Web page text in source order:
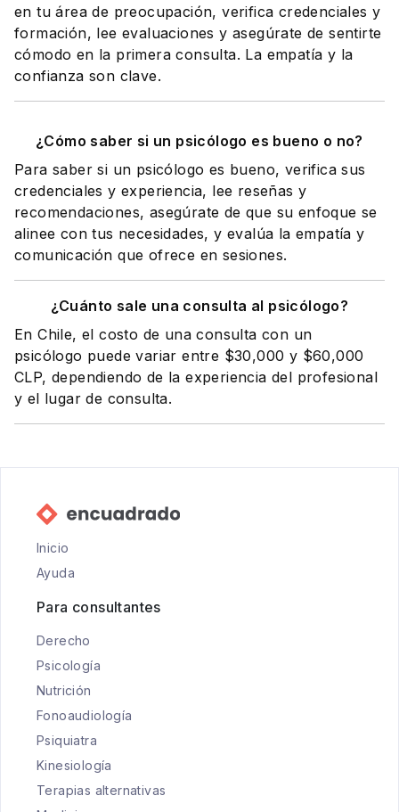
en tu área de preocupación, verifica credenciales y
formación, lee evaluaciones y asegúrate de sentirte
cómodo en la primera consulta. La empatía y la
confianza son clave.
¿Cómo saber si un psicólogo es bueno o no?
Para saber si un psicólogo es bueno, verifica sus
credenciales y experiencia, lee reseñas y
recomendaciones, asegúrate de que su enfoque se
alinee con tus necesidades, y evalúa la empatía y
comunicación que ofrece en sesiones.
¿Cuánto sale una consulta al psicólogo?
En Chile, el costo de una consulta con un
psicólogo puede variar entre $30,000 y $60,000
CLP, dependiendo de la experiencia del profesional
y el lugar de consulta.
Inicio
Ayuda
Para consultantes
Derecho
Psicología
Nutrición
Fonoaudiología
Psiquiatra
Kinesiología
Terapias alternativas